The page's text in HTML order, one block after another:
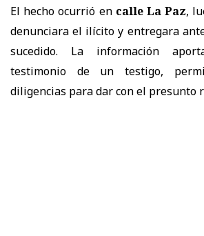
El hecho ocurrió en calle La Paz,
denunciara el ilícito y entregara
sucedido. La información
testimonio de un testigo,
diligencias para dar con el presunto